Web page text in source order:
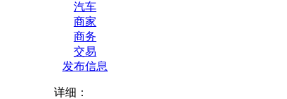
汽车
商家
商务
交易
发布信息
详细：